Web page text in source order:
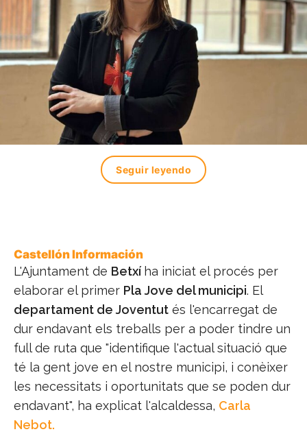
Seguir leyendo
Castellón Información
L'Ajuntament de Betxí ha iniciat el procés per
elaborar el primer Pla Jove del municipi. El
departament de Joventut és l'encarregat de
dur endavant els treballs per a poder tindre un
full de ruta que "identifique l'actual situació que
té la gent jove en el nostre municipi, i conèixer
les necessitats i oportunitats que se poden dur
endavant", ha explicat l'alcaldessa, Carla
Nebot.